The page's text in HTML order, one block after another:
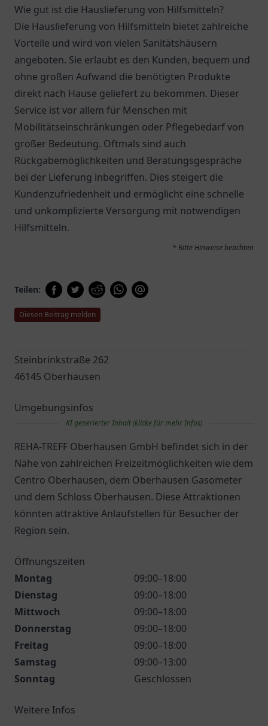
Wie gut ist die Hauslieferung von Hilfsmitteln?
Die Hauslieferung von Hilfsmitteln bietet zahlreiche
Vorteile und wird von vielen Sanitätshäusern
angeboten. Sie erlaubt es den Kunden, bequem und
ohne großen Aufwand die benötigten Produkte
direkt nach Hause geliefert zu bekommen. Dieser
Service ist vor allem für Menschen mit
Mobilitätseinschränkungen oder Pflegebedarf von
großer Bedeutung. Oftmals sind auch
Rückgabemöglichkeiten und Beratungsgespräche
bei der Lieferung inbegriffen. Dies steigert die
Kundenzufriedenheit und ermöglicht eine schnelle
und unkomplizierte Versorgung mit notwendigen
Hilfsmitteln.
* Bitte Hinweise beachten
Teilen:
Diesen Beitrag melden
Steinbrinkstraße 262
46145 Oberhausen
Umgebungsinfos
KI generierter Inhalt (klicke für mehr Infos)
REHA-TREFF Oberhausen GmbH befindet sich in der
Nähe von zahlreichen Freizeitmöglichkeiten wie dem
Centro Oberhausen, dem Oberhausen Gasometer
und dem Schloss Oberhausen. Diese Attraktionen
könnten attraktive Anlaufstellen für Besucher der
Region sein.
Öffnungszeiten
Montag
09:00–18:00
Dienstag
09:00–18:00
Mittwoch
09:00–18:00
Donnerstag
09:00–18:00
Freitag
09:00–18:00
Samstag
09:00–13:00
Sonntag
Geschlossen
Weitere Infos